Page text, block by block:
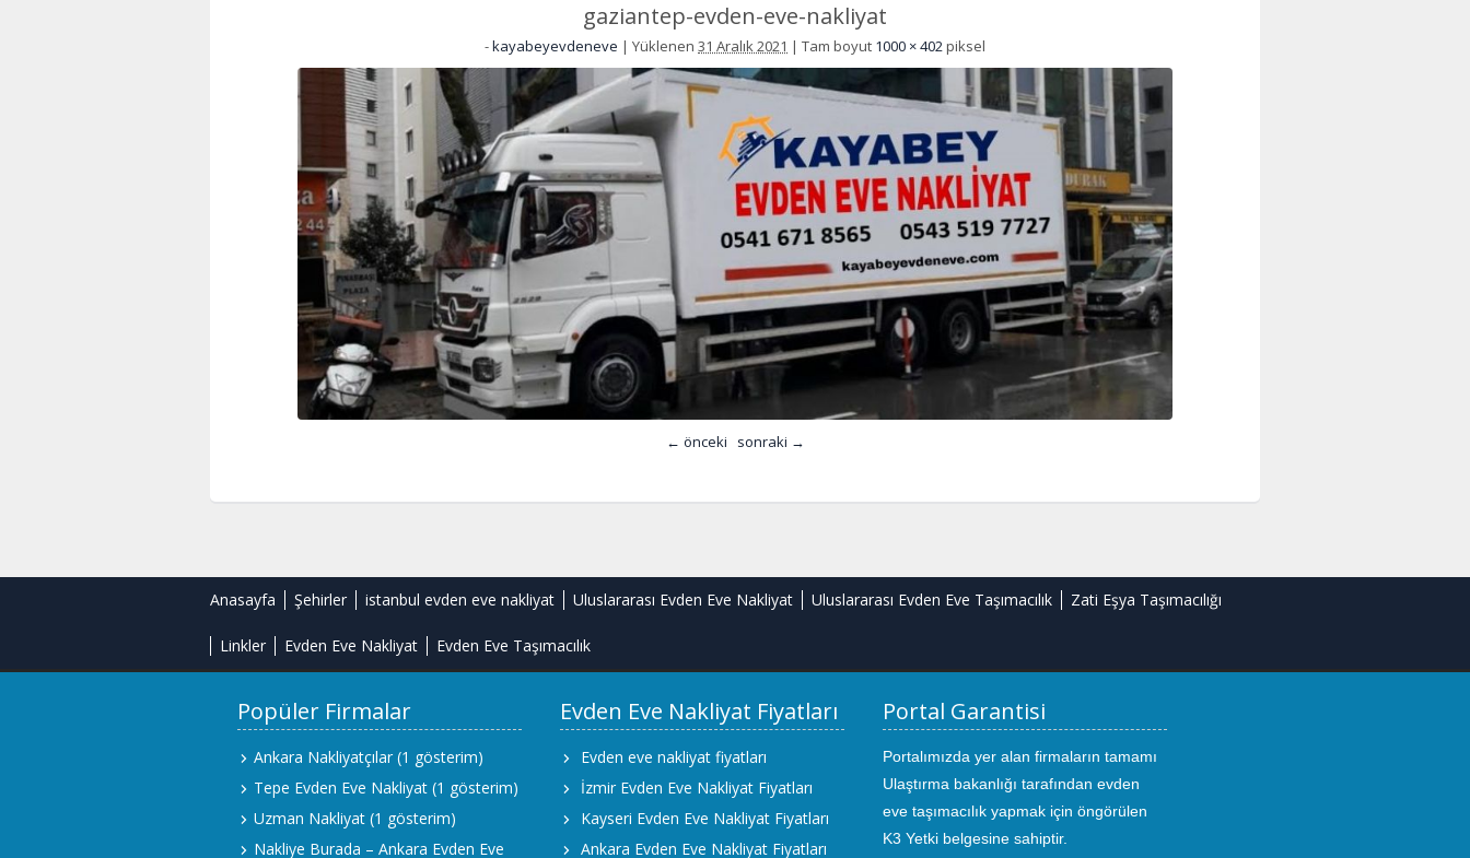
gaziantep-evden-eve-nakliyat
-kayabeyevdeneve | Yüklenen 31 Aralık 2021 | Tam boyut 1000 × 402piksel
← önceki sonraki →
Anasayfa Şehirler istanbul evden eve nakliyat Uluslararası Evden Eve Nakliyat Uluslararası Evden Eve Taşımacılık Zati Eşya Taşımacılığı
Linkler Evden Eve Nakliyat Evden Eve Taşımacılık
Popüler Firmalar
Ankara Nakliyatçılar (1 gösterim)
Tepe Evden Eve Nakliyat (1 gösterim)
Uzman Nakliyat (1 gösterim)
Nakliye Burada – Ankara Evden Eve
Evden Eve Nakliyat Fiyatları
Evden eve nakliyat fiyatları
İzmir Evden Eve Nakliyat Fiyatları
Kayseri Evden Eve Nakliyat Fiyatları
Ankara Evden Eve Nakliyat Fiyatları
Portal Garantisi
Portalımızda yer alan firmaların tamamı
Ulaştırma bakanlığı tarafından evden
eve taşımacılık yapmak için öngörülen
K3 Yetki belgesine sahiptir.